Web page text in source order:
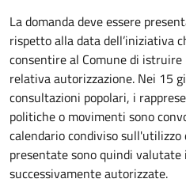
La domanda deve essere
rispetto alla data dell’iniziativa
consentire al Comune di
relativa autorizzazione. Nei 15
consultazioni popolari, i
politiche o movimenti sono
calendario condiviso sull'utilizzo
presentate sono quindi
successivamente autorizzate.